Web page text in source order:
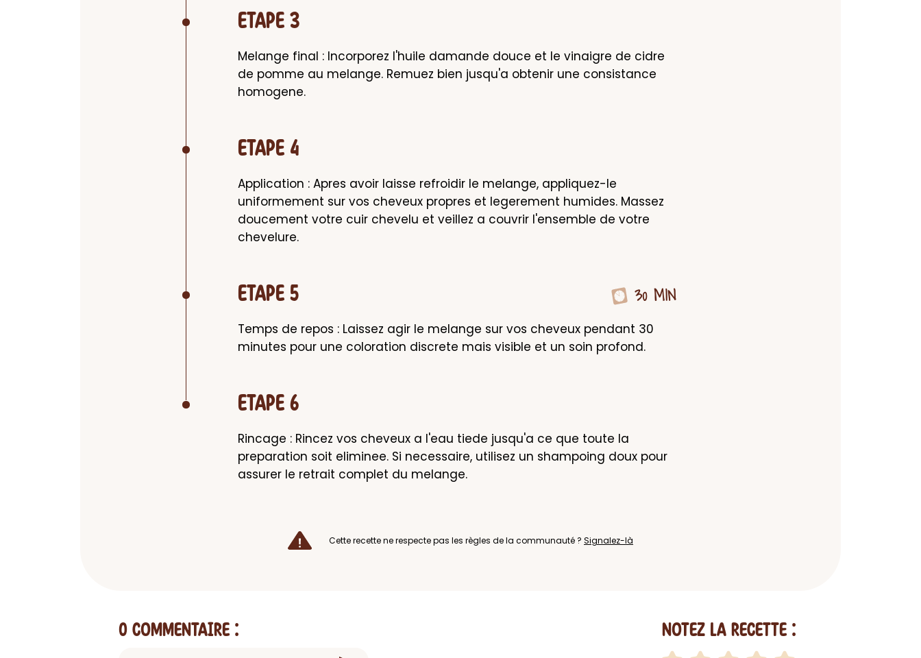
ETAPE 3
Melange final : Incorporez l'huile damande douce et le vinaigre de cidre
de pomme au melange. Remuez bien jusqu'a obtenir une consistance
homogene.
ETAPE 4
Application : Apres avoir laisse refroidir le melange, appliquez-le
uniformement sur vos cheveux propres et legerement humides. Massez
doucement votre cuir chevelu et veillez a couvrir l'ensemble de votre
chevelure.
ETAPE 5 30 MIN
Temps de repos : Laissez agir le melange sur vos cheveux pendant 30
minutes pour une coloration discrete mais visible et un soin profond.
ETAPE 6
Rincage : Rincez vos cheveux a l'eau tiede jusqu'a ce que toute la
preparation soit eliminee. Si necessaire, utilisez un shampoing doux pour
assurer le retrait complet du melange.
Cette recette ne respecte pas les règles de la communauté ? Signalez-là
0 Commentaire : Notez la recette :